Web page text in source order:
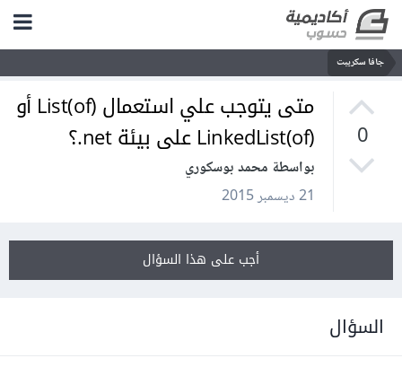
جافا سكريبت
0
متى يتوجب علي استعمال (List(of أو
(LinkedList(of على بيئة net.؟
بواسطة محمد بوسكوري
21 ديسمبر 2015
أجب على هذا السؤال
السؤال